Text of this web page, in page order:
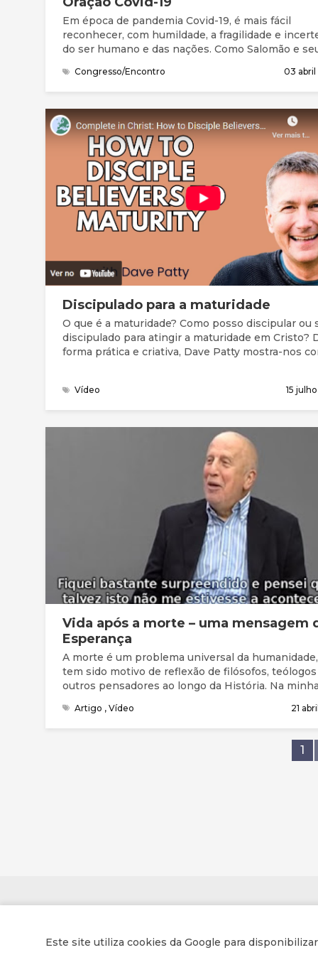
Este site utiliza cookies da Google para
Em época de pandemia Covid-19, é mais fácil
reconhecer, com humildade, a fragilidade e
do ser humano e das nações. Como Salomão e
povo, precisamos da graça (favor imerecido) e de
perdão para entrar na presença do Deus Santo.
Bíblia, compreendemos que este Deus grande
está longe. Está perto, à distância de uma oração.
Queremos continuar a chegar-nos a Ele, a
compreender melhor quem Ele é, a apresentar as
nossas necessidades e preocupações, a ouvir a
mensagem e responder, acertando os nossos
com a Sua vontade.
Congresso/Encontro 03
Discipulado para a maturidade
O que é a maturidade? Como posso discipular ou
discipulado para atingir a maturidade em Cristo? De
forma prática e criativa, Dave Patty mostra-nos
Vídeo 15
Vida após a morte – uma mensagem
Esperança
A morte é um problema universal da
tem sido motivo de reflexão de filósofos,
outros pensadores ao longo da História. Na
seis características que a identificam. A morte é
mistério, é universal, é um tabu, é um inimigo, é
imprevisível e é inevitável. A mensagem de
sobre a vida após a morte fundamenta-se na fé
Artigo , Vídeo 21
1